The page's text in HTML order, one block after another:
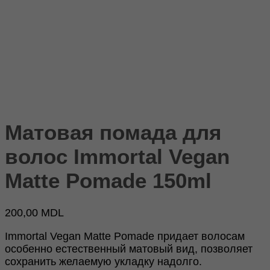
Матовая помада для
волос Immortal Vegan
Matte Pomade 150ml
200,00 MDL
Immortal Vegan Matte Pomade придает волосам
особенно естественный матовый вид, позволяет
сохранить желаемую укладку надолго.